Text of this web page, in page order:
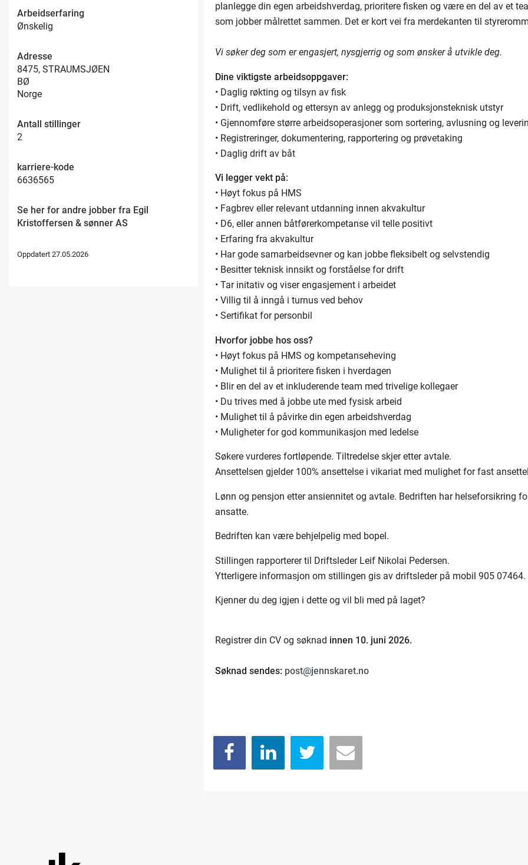
Arbeidserfaring
Ønskelig
Adresse
8475, STRAUMSJØEN
BØ
Norge
Antall stillinger
2
karriere-kode
6636565
Se her for andre jobber fra Egil
Kristoffersen & sønner AS
Oppdatert 27.05.2026
planlegge din egen arbeidshverdag, prioritere fisken og være en del av et
som jobber målrettet sammen. Det er kort vei fra merdekanten til
Vi søker deg som er engasjert, nysgjerrig og som ønsker å utvikle deg.
Dine viktigste arbeidsoppgaver:
• Daglig røkting og tilsyn av fisk
• Drift, vedlikehold og ettersyn av anlegg og produksjonsteknisk utstyr
• Gjennomføre større arbeidsoperasjoner som sortering, avlusning og
• Registreringer, dokumentering, rapportering og prøvetaking
• Daglig drift av båt
Vi legger vekt på:
• Høyt fokus på HMS
• Fagbrev eller relevant utdanning innen akvakultur
• D6, eller annen båtførerkompetanse vil telle positivt
• Erfaring fra akvakultur
• Har gode samarbeidsevner og kan jobbe fleksibelt og selvstendig
• Besitter teknisk innsikt og forståelse for drift
• Tar initativ og viser engasjement i arbeidet
• Villig til å inngå i turnus ved behov
• Sertifikat for personbil
Hvorfor jobbe hos oss?
• Høyt fokus på HMS og kompetanseheving
• Mulighet til å prioritere fisken i hverdagen
• Blir en del av et inkluderende team med trivelige kollegaer
• Du trives med å jobbe ute med fysisk arbeid
• Mulighet til å påvirke din egen arbeidshverdag
• Muligheter for god kommunikasjon med ledelse
Søkere vurderes fortløpende. Tiltredelse skjer etter avtale.
Ansettelsen gjelder 100% ansettelse i vikariat med mulighet for fast
Lønn og pensjon etter ansiennitet og avtale. Bedriften har helseforsikring
ansatte.
Bedriften kan være behjelpelig med bopel.
Stillingen rapporterer til Driftsleder Leif Nikolai Pedersen.
Ytterligere informasjon om stillingen gis av driftsleder på mobil 905 07464.
Kjenner du deg igjen i dette og vil bli med på laget?
Registrer din CV og søknad innen 10. juni 2026.
Søknad sendes: post@jennskaret.no